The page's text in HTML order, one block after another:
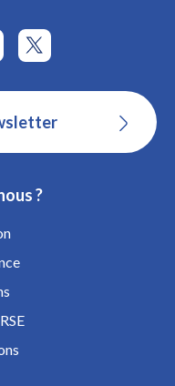
?